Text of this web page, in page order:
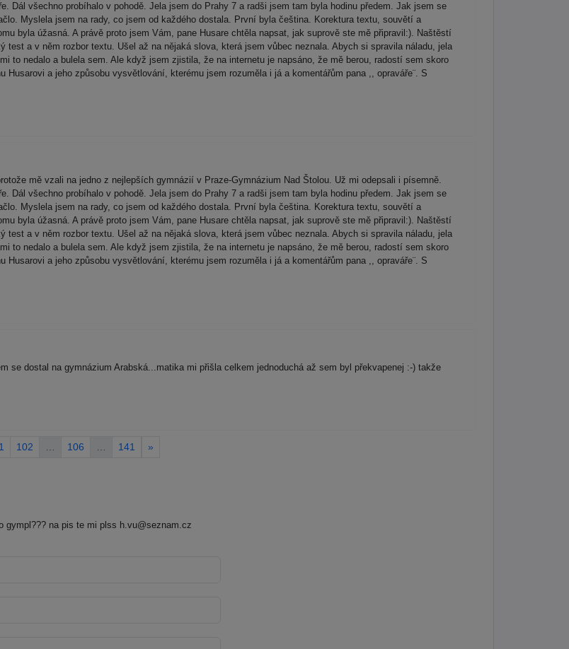
Dál všechno probíhalo v pohodě. Jela jsem do Prahy 7 a radši jsem tam byla hodinu předem. Jak jsem se
Myslela jsem na rady, co jsem od každého dostala. První byla čeština. Korektura textu, souvětí a
byla úžasná. A právě proto jsem Vám, pane Husare chtěla napsat, jak suprově ste mě připravil:). Naštěstí
test a v něm rozbor textu. Ušel až na nějaká slova, která jsem vůbec neznala. Abych si spravila náladu, jela
to nedalo a bulela sem. Ale když jsem zjistila, že na internetu je napsáno, že mě berou, radostí sem skoro
a jeho způsobu vysvětlování, kterému jsem rozuměla i já a komentářům pana ,, opraváře¨. S
mě vzali na jedno z nejlepších gymnázií v Praze-Gymnázium Nad Štolou. Už mi odepsali i písemně.
Dál všechno probíhalo v pohodě. Jela jsem do Prahy 7 a radši jsem tam byla hodinu předem. Jak jsem se
Myslela jsem na rady, co jsem od každého dostala. První byla čeština. Korektura textu, souvětí a
byla úžasná. A právě proto jsem Vám, pane Husare chtěla napsat, jak suprově ste mě připravil:). Naštěstí
test a v něm rozbor textu. Ušel až na nějaká slova, která jsem vůbec neznala. Abych si spravila náladu, jela
to nedalo a bulela sem. Ale když jsem zjistila, že na internetu je napsáno, že mě berou, radostí sem skoro
a jeho způsobu vysvětlování, kterému jsem rozuměla i já a komentářům pana ,, opraváře¨. S
se dostal na gymnázium Arabská...matika mi přišla celkem jednoduchá až sem byl překvapenej :-) takže
102 106 141 »
gympl??? na pis te mi plss h.vu@seznam.cz